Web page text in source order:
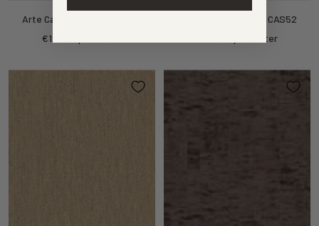
Arte Casca Enhance CAS53
Sale
€119,00
Arte Casca Enhance CAS52
per meter